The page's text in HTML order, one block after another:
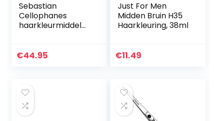
Sebastian
Cellophanes
haarkleurmiddel
€44.95
Just For Men
Midden Bruin H35
Haarkleuring, 38ml
€11.49